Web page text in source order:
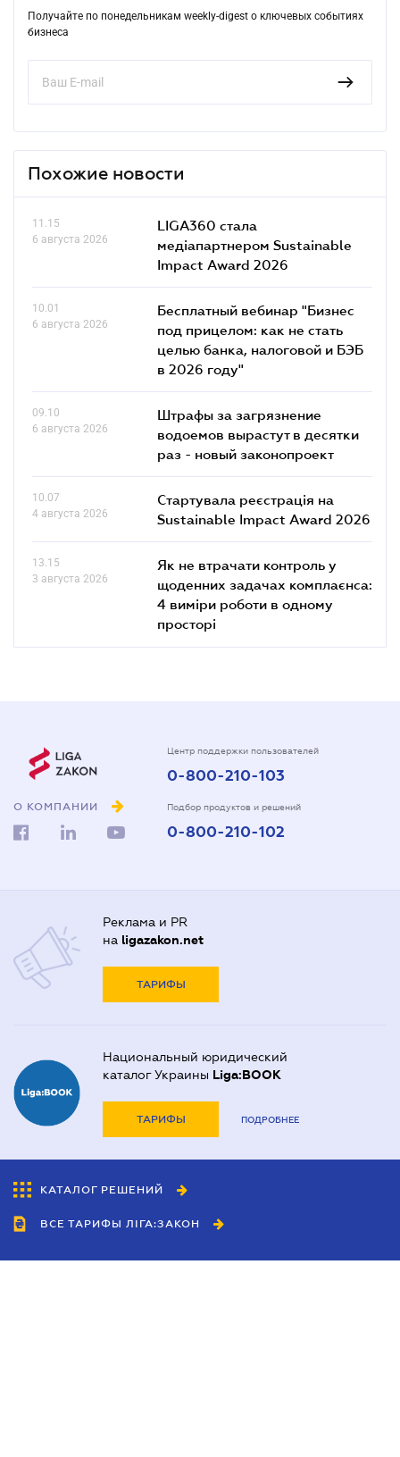
Получайте по понедельникам weekly-digest о ключевых событиях
бизнеса
Похожие новости
11.15
6 августа 2026
LIGA360 стала
медіапартнером Sustainable
Impact Award 2026
10.01
6 августа 2026
Бесплатный вебинар "Бизнес
под прицелом: как не стать
целью банка, налоговой и БЭБ
в 2026 году"
09.10
6 августа 2026
Штрафы за загрязнение
водоемов вырастут в десятки
раз - новый законопроект
10.07
4 августа 2026
Стартувала реєстрація на
Sustainable Impact Award 2026
13.15
3 августа 2026
Як не втрачати контроль у
щоденних задачах комплаєнса:
4 виміри роботи в одному
просторі
О КОМПАНИИ
Центр поддержки пользователей
0-800-210-103
Подбор продуктов и решений
0-800-210-102
Реклама и PR
на ligazakon.net
ТАРИФЫ
Национальный юридический
каталог Украины Liga:BOOK
ТАРИФЫ ПОДРОБНЕЕ
КАТАЛОГ РЕШЕНИЙ
ВСЕ ТАРИФЫ ЛІГА:ЗАКОН